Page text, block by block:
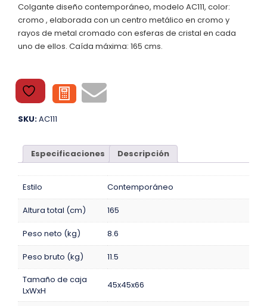
Colgante diseño contemporáneo, modelo AC111, color:
cromo , elaborada con un centro metálico en cromo y
rayos de metal cromado con esferas de cristal en cada
uno de ellos. Caída máxima: 165 cms.
SKU:AC111
Especificaciones Descripción
Estilo Contemporáneo
Altura total (cm) 165
Peso neto (kg) 8.6
Peso bruto (kg)
11.5
Tamaño de caja
LxWxH
45x45x66